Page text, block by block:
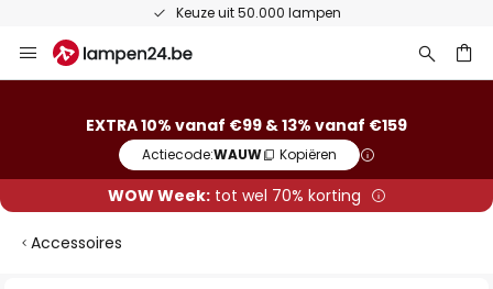
Keuze uit 50.000 lampen
naar
EXTRA 10% vanaf €99 & 13% vanaf €159
Actiecode:WAUW Kopiëren
WOW Week:tot wel 70% korting
Accessoires